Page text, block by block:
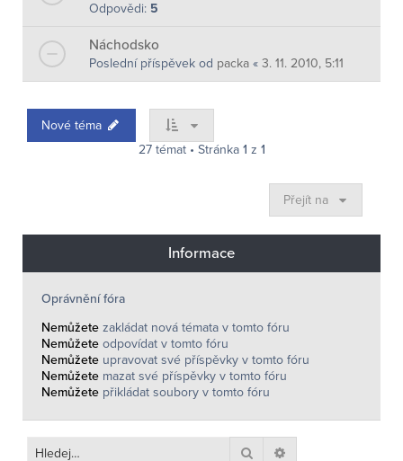
Odpovědi: 5
Náchodsko
Poslední příspěvek od packa « 3. 11. 2010, 5:11
Nové téma
27 témat • Stránka 1 z 1
Přejít na
Informace
Oprávnění fóra
Nemůžete zakládat nová témata v tomto fóru
Nemůžete odpovídat v tomto fóru
Nemůžete upravovat své příspěvky v tomto fóru
Nemůžete mazat své příspěvky v tomto fóru
Nemůžete přikládat soubory v tomto fóru
Hledat